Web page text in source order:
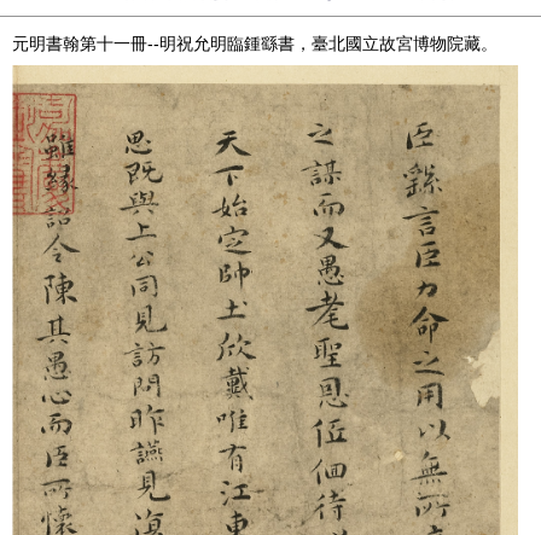
元明書翰第十一冊--明祝允明臨鍾繇書，臺北國立故宮博物院藏。